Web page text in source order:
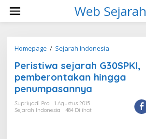
w
Web Sejarah
Homepage / Sejarah Indonesia
r
i
s
Peristiwa sejarah G30SPKI,
pemberontakan hingga
penumpasannya
Supriyadi Pro
1 Agustus 2015
Sejarah Indonesia
484 Dilihat